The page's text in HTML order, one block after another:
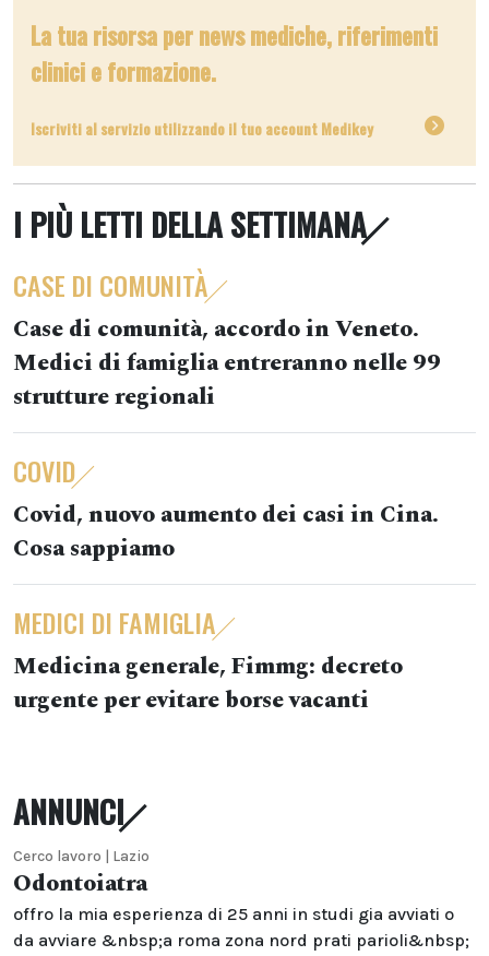
La tua risorsa per news mediche, riferimenti
clinici e formazione.
Iscriviti al servizio utilizzando il tuo account Medikey
I PIÙ LETTI DELLA SETTIMANA
CASE DI COMUNITÀ
Case di comunità, accordo in Veneto.
Medici di famiglia entreranno nelle 99
strutture regionali
COVID
Covid, nuovo aumento dei casi in Cina.
Cosa sappiamo
MEDICI DI FAMIGLIA
Medicina generale, Fimmg: decreto
urgente per evitare borse vacanti
ANNUNCI
Cerco lavoro | Lazio
Odontoiatra
offro la mia esperienza di 25 anni in studi gia avviati o
da avviare &nbsp;a roma zona nord prati parioli&nbsp;